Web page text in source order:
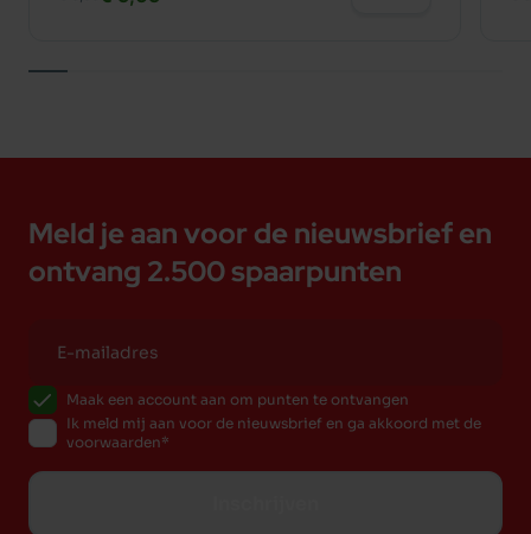
Meld je aan voor de nieuwsbrief en
ontvang 2.500 spaarpunten
Maak een account aan om punten te ontvangen
Ik meld mij aan voor de nieuwsbrief en ga akkoord met de
voorwaarden